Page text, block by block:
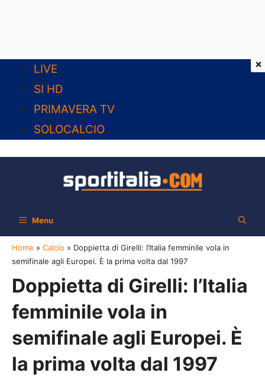
contenuto
LIVE
SI HD
PRIMAVERA TV
SOLOCALCIO
Menu
Home » Calcio » Doppietta di Girelli: l’Italia femminile vola in
semifinale agli Europei. È la prima volta dal 1997
Doppietta di Girelli: l’Italia
femminile vola in
semifinale agli Europei. È
la prima volta dal 1997
×